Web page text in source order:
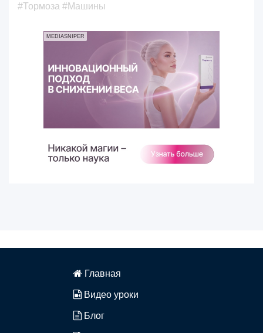
#Тормоза #Машины
MEDIASNIPER
Главная
Видео уроки
Блог